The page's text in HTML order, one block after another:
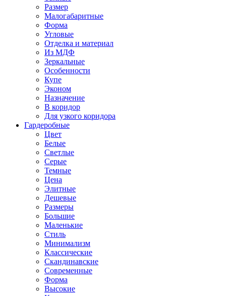
Размер
Малогабаритные
Форма
Угловые
Отделка и материал
Из МДФ
Зеркальные
Особенности
Купе
Эконом
Назначение
В коридор
Для узкого коридора
Гардеробные
Цвет
Белые
Светлые
Серые
Темные
Цена
Элитные
Дешевые
Размеры
Большие
Маленькие
Стиль
Минимализм
Классические
Скандинавские
Современные
Форма
Высокие